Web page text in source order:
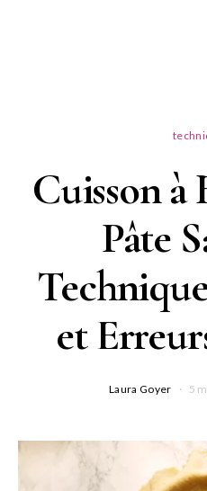
Cuisson à
Pâte
et
Laura Goyer 5